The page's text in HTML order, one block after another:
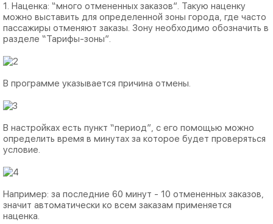
1. Наценка: “много отмененных заказов”. Такую наценку
можно выставить для определенной зоны города, где часто
пассажиры отменяют заказы. Зону необходимо обозначить в
разделе “Тарифы-зоны”.
В программе указывается причина отмены.
В настройках есть пункт “период”, с его помощью можно
определить время в минутах за которое будет проверяться
условие.
Например: за последние 60 минут - 10 отмененных заказов,
значит автоматически ко всем заказам применяется
наценка.